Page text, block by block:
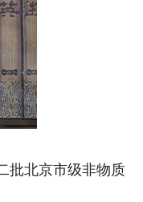
批北京市级非物质